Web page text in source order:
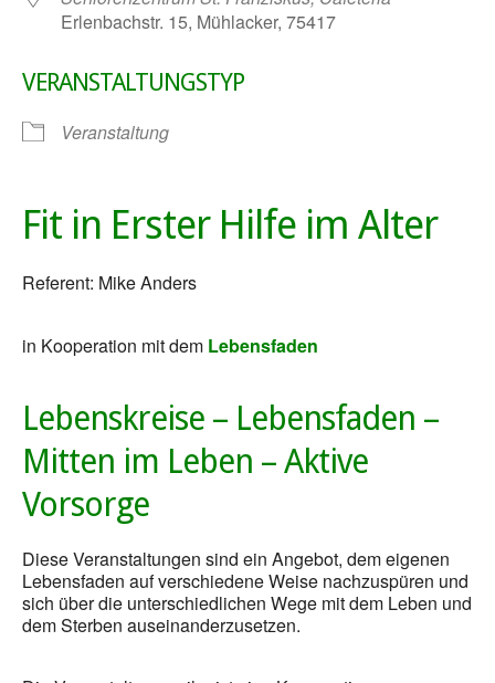
Erlenbachstr. 15, Mühlacker, 75417
VERANSTALTUNGSTYP
Veranstaltung
Fit in Erster Hilfe im Alter
Referent: Mike Anders
in Kooperation mit dem Lebensfaden
Lebenskreise – Lebensfaden –
Mitten im Leben – Aktive
Vorsorge
Diese Veranstaltungen sind ein Angebot, dem eigenen
Lebensfaden auf verschiedene Weise nachzuspüren und
sich über die unterschiedlichen Wege mit dem Leben und
dem Sterben auseinanderzusetzen.